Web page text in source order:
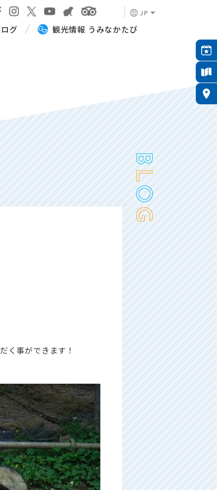
JP
グ 観光情報 うみなかたび
く事ができます！